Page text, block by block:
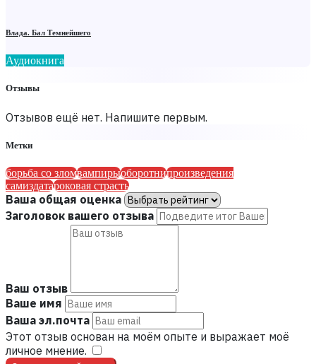
Влада. Бал Темнейшего
Аудиокнига
Отзывы
Отзывов ещё нет. Напишите первым.
Метки
борьба со зломвампирыоборотнипроизведения
самиздатароковая страсть
Ваша общая оценка
Заголовок вашего отзыва
Ваш отзыв
Ваше имя
Ваша эл.почта
Этот отзыв основан на моём опыте и выражает моё
личное мнение.